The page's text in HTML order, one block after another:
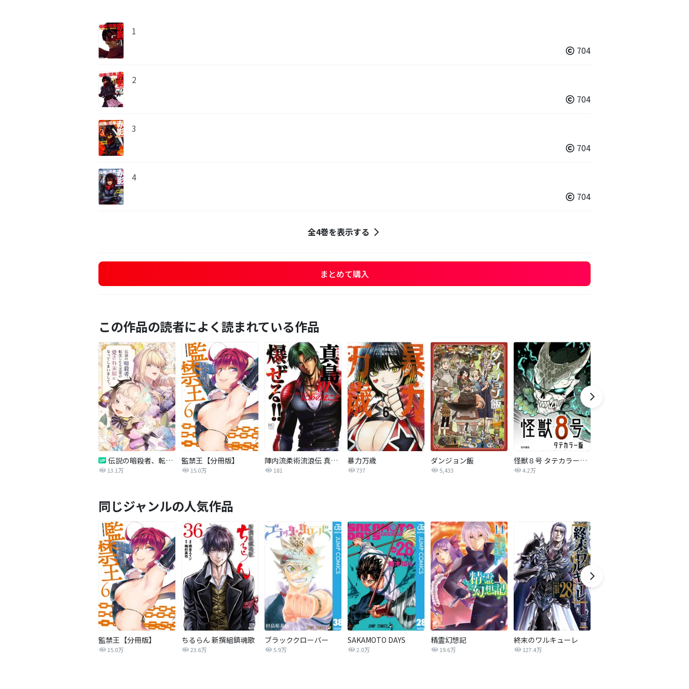
1
704
2
704
3
704
4
704
全4巻を表示する
まとめて購入
この作品の読者によく読まれている作品
伝説の暗殺者、転生したら王家の愛され末娘になってしまいまして。【タテヨミ】
13.1万
監禁王【分冊版】
15.0万
陣内流柔術流浪伝 真島、爆ぜる！！
181
暴力万歳
737
ダンジョン飯
5,433
怪獣８号 タテカラー版【タテヨミ】
4.2万
同じジャンルの人気作品
監禁王【分冊版】
15.0万
ちるらん 新撰組鎮魂歌
23.6万
ブラッククローバー
5.9万
SAKAMOTO DAYS
2.0万
精霊幻想記
19.6万
終末のワルキューレ
127.4万